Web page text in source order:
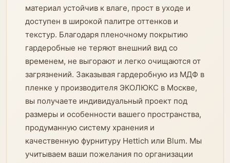
материал устойчив к влаге, прост в уходе и
доступен в широкой палитре оттенков и
текстур. Благодаря пленочному покрытию
гардеробные не теряют внешний вид со
временем, не выгорают и легко очищаются от
загрязнений. Заказывая гардеробную из МДФ в
пленке у производителя ЭКОЛЮКС в Москве,
вы получаете индивидуальный проект под
размеры и особенности вашего пространства,
продуманную систему хранения и
качественную фурнитуру Hettich или Blum. Мы
учитываем ваши пожелания по организации